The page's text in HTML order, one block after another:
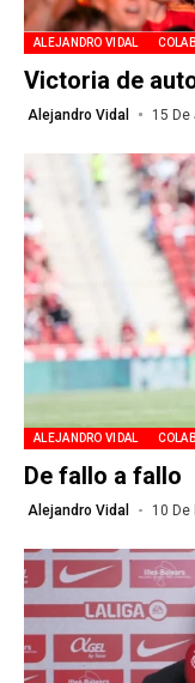
ALEJANDRO VIDAL
Victoria de
Alejandro Vidal 15 De
ALEJANDRO VIDAL
De fallo a fallo
Alejandro Vidal 10 De